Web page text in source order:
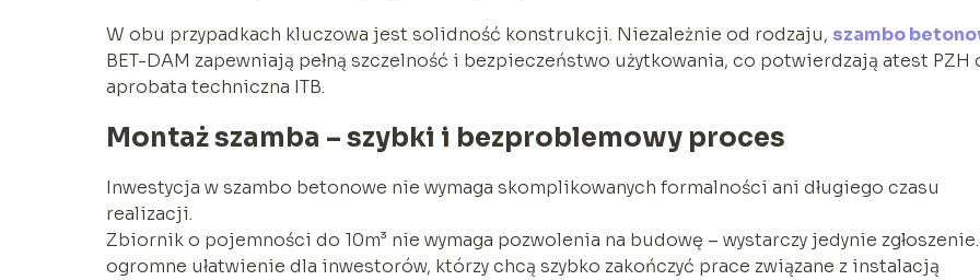
W obu przypadkach kluczowa jest solidność konstrukcji. Niezależnie od rodzaju, szambo
BET-DAM zapewniają pełną szczelność i bezpieczeństwo użytkowania, co potwierdzają atest PZH
aprobata techniczna ITB.
Montaż szamba – szybki i bezproblemowy proces
Inwestycja w szambo betonowe nie wymaga skomplikowanych formalności ani długiego czasu
realizacji.
Zbiornik o pojemności do 10m³ nie wymaga pozwolenia na budowę – wystarczy jedynie
ogromne ułatwienie dla inwestorów, którzy chcą szybko zakończyć prace związane z instalacją